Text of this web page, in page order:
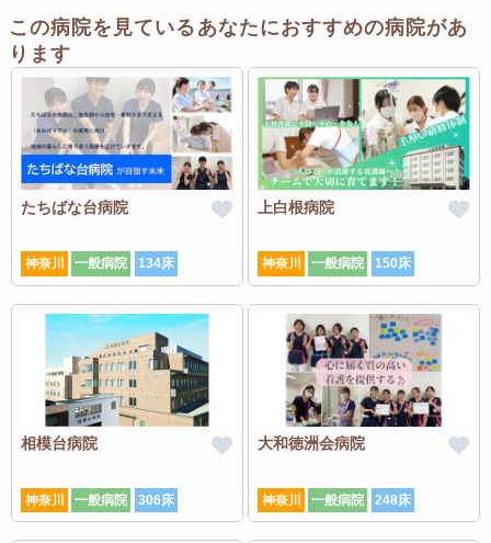
この病院を見ているあなたにおすすめの病院があ
ります
たちばな台病院
神奈川 一般病院 134床
上白根病院
神奈川 一般病院 150床
相模台病院
神奈川 一般病院 306床
大和徳洲会病院
神奈川 一般病院 248床